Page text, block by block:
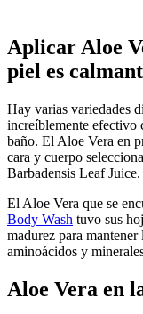
Aplicar Aloe
piel es
Hay varias variedades
increíblemente efectivo
baño. El Aloe Vera en
cara y cuerpo
Barbadensis Leaf Juice.
El Aloe Vera que se
Body Wash tuvo sus
madurez para
aminoácidos y
Aloe Vera en